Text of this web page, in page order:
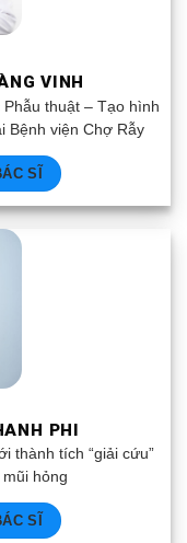
VINH
thuật – Tạo hình
Bệnh viện Chợ Rẫy
SĨ
PHI
thành tích “giải cứu”
hỏng
SĨ